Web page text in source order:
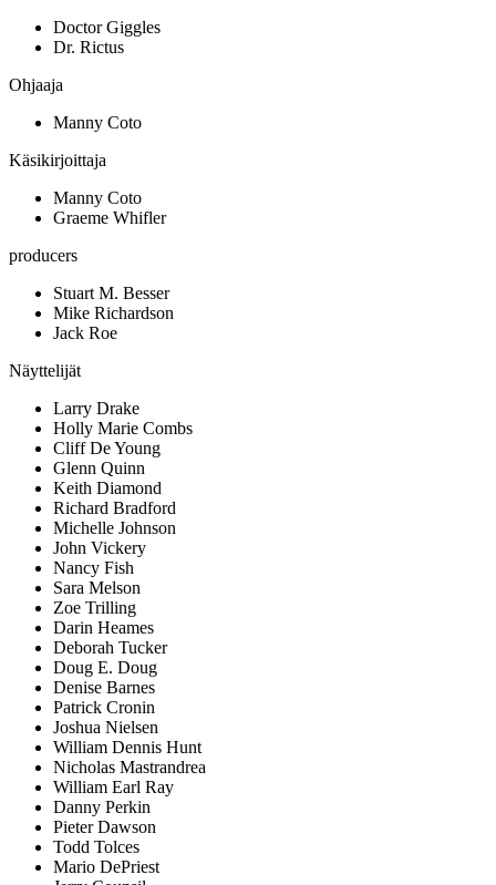
Doctor Giggles
Dr. Rictus
Ohjaaja
Manny Coto
Käsikirjoittaja
Manny Coto
Graeme Whifler
producers
Stuart M. Besser
Mike Richardson
Jack Roe
Näyttelijät
Larry Drake
Holly Marie Combs
Cliff De Young
Glenn Quinn
Keith Diamond
Richard Bradford
Michelle Johnson
John Vickery
Nancy Fish
Sara Melson
Zoe Trilling
Darin Heames
Deborah Tucker
Doug E. Doug
Denise Barnes
Patrick Cronin
Joshua Nielsen
William Dennis Hunt
Nicholas Mastrandrea
William Earl Ray
Danny Perkin
Pieter Dawson
Todd Tolces
Mario DePriest